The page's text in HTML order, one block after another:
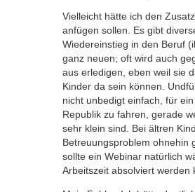
Vielleicht hätte ich den
anfügen sollen. Es gibt
Wiedereinstieg in den Beruf
ganz neuen; oft wird auch
aus erledigen, eben weil sie
Kinder da sein können.
nicht unbedigt einfach, für
Republik zu fahren, gerade
sehr klein sind. Bei ältren
Betreuungsproblem ohnehin
sollte ein Webinar natürlich
Arbeitszeit absolviert werden